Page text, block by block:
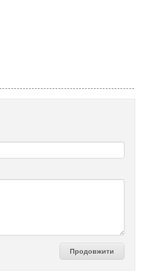
Продовжити